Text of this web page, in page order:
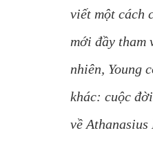
viết một cách
mới đầy tham
nhiên, Young
khác: cuộc
về